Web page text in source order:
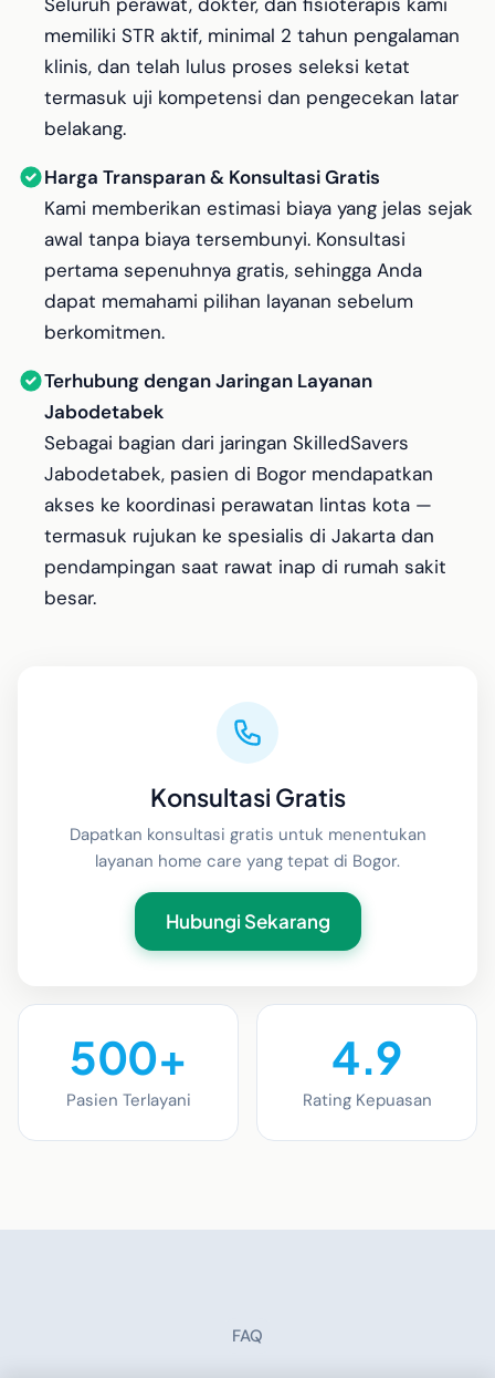
memiliki STR aktif, minimal 2 tahun pengalaman
klinis, dan telah lulus proses seleksi ketat
termasuk uji kompetensi dan pengecekan latar
belakang.
Harga Transparan & Konsultasi Gratis
Kami memberikan estimasi biaya yang jelas sejak
awal tanpa biaya tersembunyi. Konsultasi
pertama sepenuhnya gratis, sehingga Anda
dapat memahami pilihan layanan sebelum
berkomitmen.
Terhubung dengan Jaringan Layanan
Jabodetabek
Sebagai bagian dari jaringan SkilledSavers
Jabodetabek, pasien di Bogor mendapatkan
akses ke koordinasi perawatan lintas kota —
termasuk rujukan ke spesialis di Jakarta dan
pendampingan saat rawat inap di rumah sakit
besar.
Konsultasi Gratis
Dapatkan konsultasi gratis untuk menentukan
layanan home care yang tepat di Bogor.
Hubungi Sekarang
500+
Pasien Terlayani
4.9
Rating Kepuasan
FAQ